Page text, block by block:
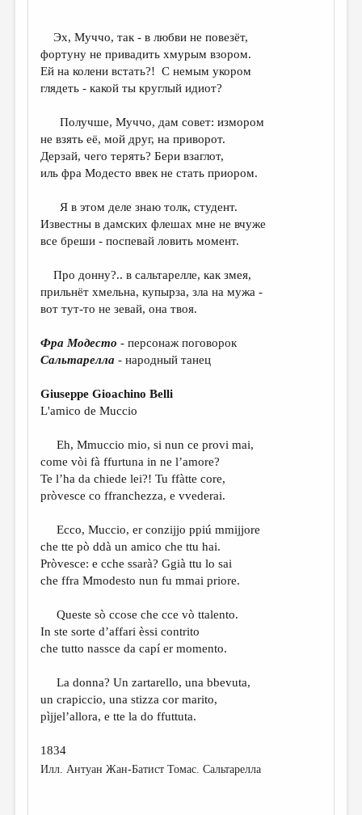
КОНКУРСЫ
ДЕТСКАЯ КОМНАТА
ОБЗОР ЛИТЕРАТУРЫ
СТРАНИЦЫ ПАМЯТИ
КОЛОНКА РЕДАКТОРА
РЕДКОЛЛЕГИЯ
ОТ РЕДАКЦИИ
МАЛАЯ ПРОЗА
ЛИТЕРАТУРОВЕДЕНИЕ
КУЛЬТУРОВЕДЕНИЕ
ПУБЛИЦИСТИКА
РЕЦЕНЗИРОВАНИЕ
ЦИКЛЫ ПУБЛИКАЦИЙ
ТРЕДИАКОВСКИЙ
МЕДИА
ВКОНТАКТЕ
Эх, Муччо, так - в любви не повезёт,
фортуну не привадить хмурым взором.
Ей на колени встать?! С немым укором
глядеть - какой ты круглый идиот?
Получше, Муччо, дам совет: измором
не взять её, мой друг, на приворот.
Дерзай, чего терять? Бери взаглот,
иль фра Модесто ввек не стать приором.
Я в этом деле знаю толк, студент.
Известны в дамских флешах мне не вчуже
все бреши - поспевай ловить момент.
Про донну?.. в сальтарелле, как змея,
прильнёт хмельна, купырза, зла на мужа -
вот тут-то не зевай, она твоя.
Фра Модесто - персонаж поговорок
Сальтарелла - народный танец
Giuseppe Gioachino Belli
L'amico de Muccio
Eh, Mmuccio mio, si nun ce provi mai,
come vòi fà ffurtuna in ne l’amore?
Te l’ha da chiede lei?! Tu ffàtte core,
pròvesce co ffranchezza, e vvederai.
Ecco, Muccio, er conzijjo ppiú mmijjore
che tte pò ddà un amico che ttu hai.
Pròvesce: e cche ssarà? Ggià ttu lo sai
che ffra Mmodesto nun fu mmai priore.
Queste sò ccose che cce vò ttalento.
In ste sorte d’affari èssi contrito
che tutto nassce da capí er momento.
La donna? Un zartarello, una bbevuta,
un crapiccio, una stizza cor marito,
pìjjel’allora, e tte la do ffuttuta.
1834
Илл. Антуан Жан-Батист Томас. Сальтарелла